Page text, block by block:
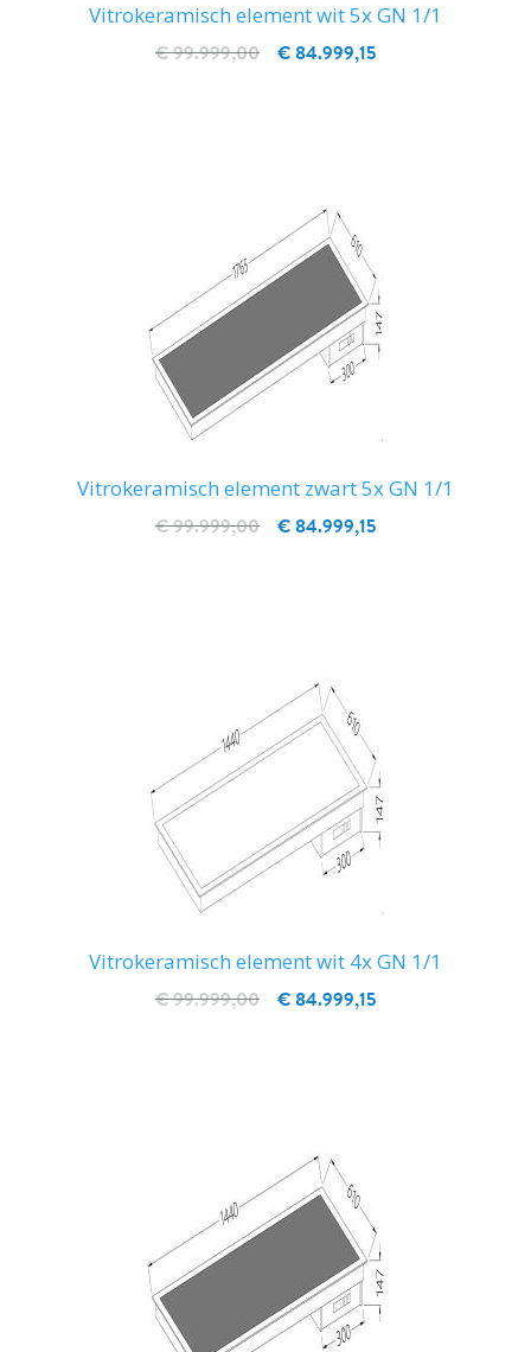
Vitrokeramisch element wit 5x GN 1/1
€ 84.999,15
€ 99.999,00
Vitrokeramisch element zwart 5x GN 1/1
€ 84.999,15
€ 99.999,00
Vitrokeramisch element wit 4x GN 1/1
€ 84.999,15
€ 99.999,00